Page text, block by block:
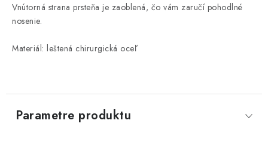
Vnútorná strana prsteňa je zaoblená, čo vám zaručí pohodlné
nosenie.
Materiál: leštená chirurgická oceľ
Parametre produktu